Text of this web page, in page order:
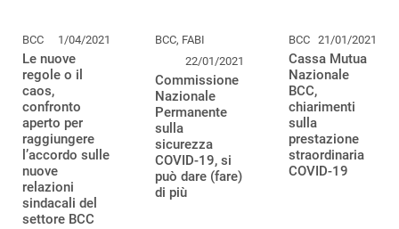
BCC 1/04/2021
Le nuove
regole o il
caos,
confronto
aperto per
raggiungere
l’accordo sulle
nuove
relazioni
sindacali del
settore BCC
BCC, FABI
22/01/2021
Commissione
Nazionale
Permanente
sulla
sicurezza
COVID-19, si
può dare (fare)
di più
BCC 21/01/2021
Cassa Mutua
Nazionale
BCC,
chiarimenti
sulla
prestazione
straordinaria
COVID-19